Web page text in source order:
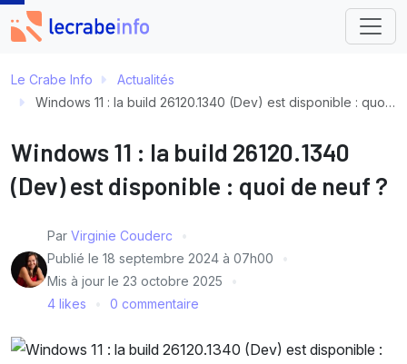
Le Crabe Info
Actualités
Windows 11 : la build 26120.1340 (Dev) est disponible : quoi de neuf ?
Windows 11 : la build 26120.1340
(Dev) est disponible : quoi de neuf ?
Par Virginie Couderc
Publié le 18 septembre 2024 à 07h00
Mis à jour le 23 octobre 2025
4 likes
0 commentaire